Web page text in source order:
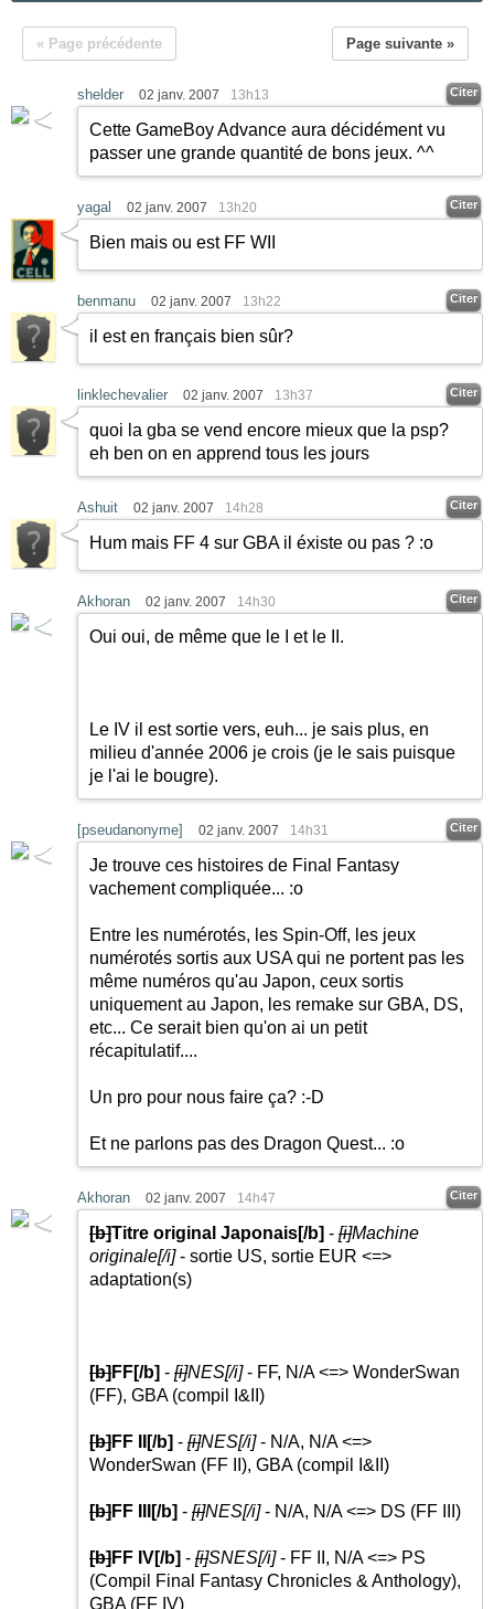
« Page précédente Page suivante »
shelder 02 janv. 2007 13h13 Citer
Cette GameBoy Advance aura décidément vu
passer une grande quantité de bons jeux. ^^
yagal 02 janv. 2007 13h20 Citer
Bien mais ou est FF WII
benmanu 02 janv. 2007 13h22 Citer
il est en français bien sûr?
linklechevalier 02 janv. 2007 13h37 Citer
quoi la gba se vend encore mieux que la psp?
eh ben on en apprend tous les jours
Ashuit 02 janv. 2007 14h28 Citer
Hum mais FF 4 sur GBA il éxiste ou pas ? :o
Akhoran 02 janv. 2007 14h30 Citer
Oui oui, de même que le I et le II.
Le IV il est sortie vers, euh... je sais plus, en
milieu d'année 2006 je crois (je le sais puisque
je l'ai le bougre).
[pseudanonyme] 02 janv. 2007 14h31 Citer
Je trouve ces histoires de Final Fantasy
vachement compliquée... :o
Entre les numérotés, les Spin-Off, les jeux
numérotés sortis aux USA qui ne portent pas les
même numéros qu'au Japon, ceux sortis
uniquement au Japon, les remake sur GBA, DS,
etc... Ce serait bien qu'on ai un petit
récapitulatif....
Un pro pour nous faire ça? :-D
Et ne parlons pas des Dragon Quest... :o
Akhoran 02 janv. 2007 14h47 Citer
[b]Titre original Japonais[/b] - [i]Machine
originale[/i]- sortie US, sortie EUR <=>
adaptation(s)
[b]FF[/b] - [i]NES[/i]- FF, N/A <=> WonderSwan
(FF), GBA (compil I&II)
[b]FF II [/b] - [i]NES[/i]- N/A, N/A <=>
WonderSwan (FF II), GBA (compil I&II)
[b]FF III [/b] - [i]NES[/i]- N/A, N/A <=> DS (FF III)
[b]FF IV[/b] - [i]SNES[/i]- FF II, N/A <=> PS
(Compil Final Fantasy Chronicles & Anthology),
GBA (FF IV)